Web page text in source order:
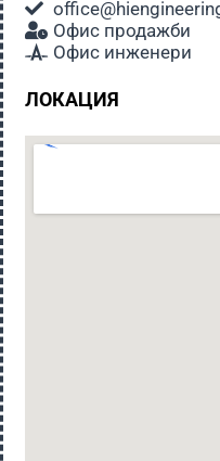
Офис продажби
Офис инженери
ЛОКАЦИЯ